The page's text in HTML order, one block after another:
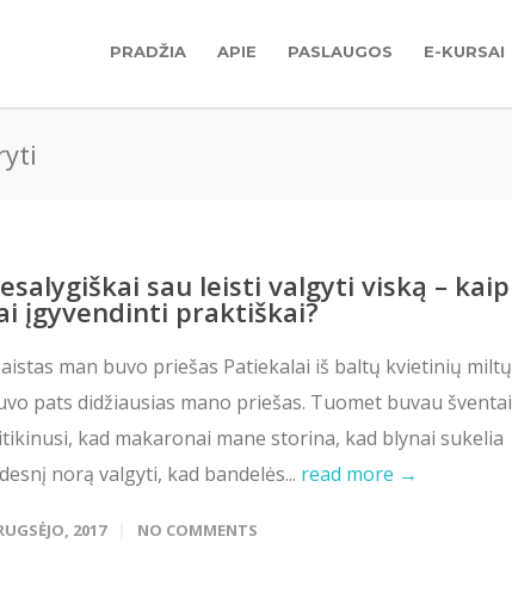
PRADŽIA APIE PASLAUGOS E-KURSAI
sau leisti valgyti viską – kaip
įgyvendinti praktiškai?
man buvo priešas Patiekalai iš baltų kvietinių miltų
pats didžiausias mano priešas. Tuomet buvau šventai
kad makaronai mane storina, kad blynai sukelia
norą valgyti, kad bandelės... read more →
2017 NO COMMENTS